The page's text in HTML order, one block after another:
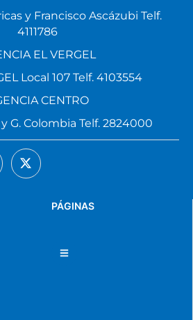
PÁGINAS
y Francisco Ascázubi Telf.
4111786
EL VERGEL
Local 107 Telf. 4103554
CENTRO
G. Colombia Telf. 2824000